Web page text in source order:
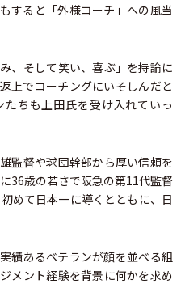
すると「外様コーチ」への風当
、そして笑い、喜ぶ」を持論に
上でコーチングにいそしんだと
ちも上田氏を受け入れていっ
監督や球団幹部から厚い信頼を
36歳の若さで阪急の第11代監督
めて日本一に導くとともに、日
績あるベテランが顔を並べる組
メント経験を背景に何かを求め